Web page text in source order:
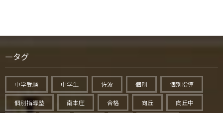
タグ
中学受験 中学生 佐波 個別 個別指導
個別指導塾 南本庄 合格 向丘 向丘中